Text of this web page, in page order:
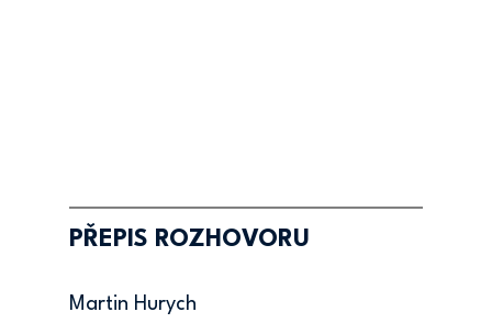
PŘEPIS ROZHOVORU
Martin Hurych